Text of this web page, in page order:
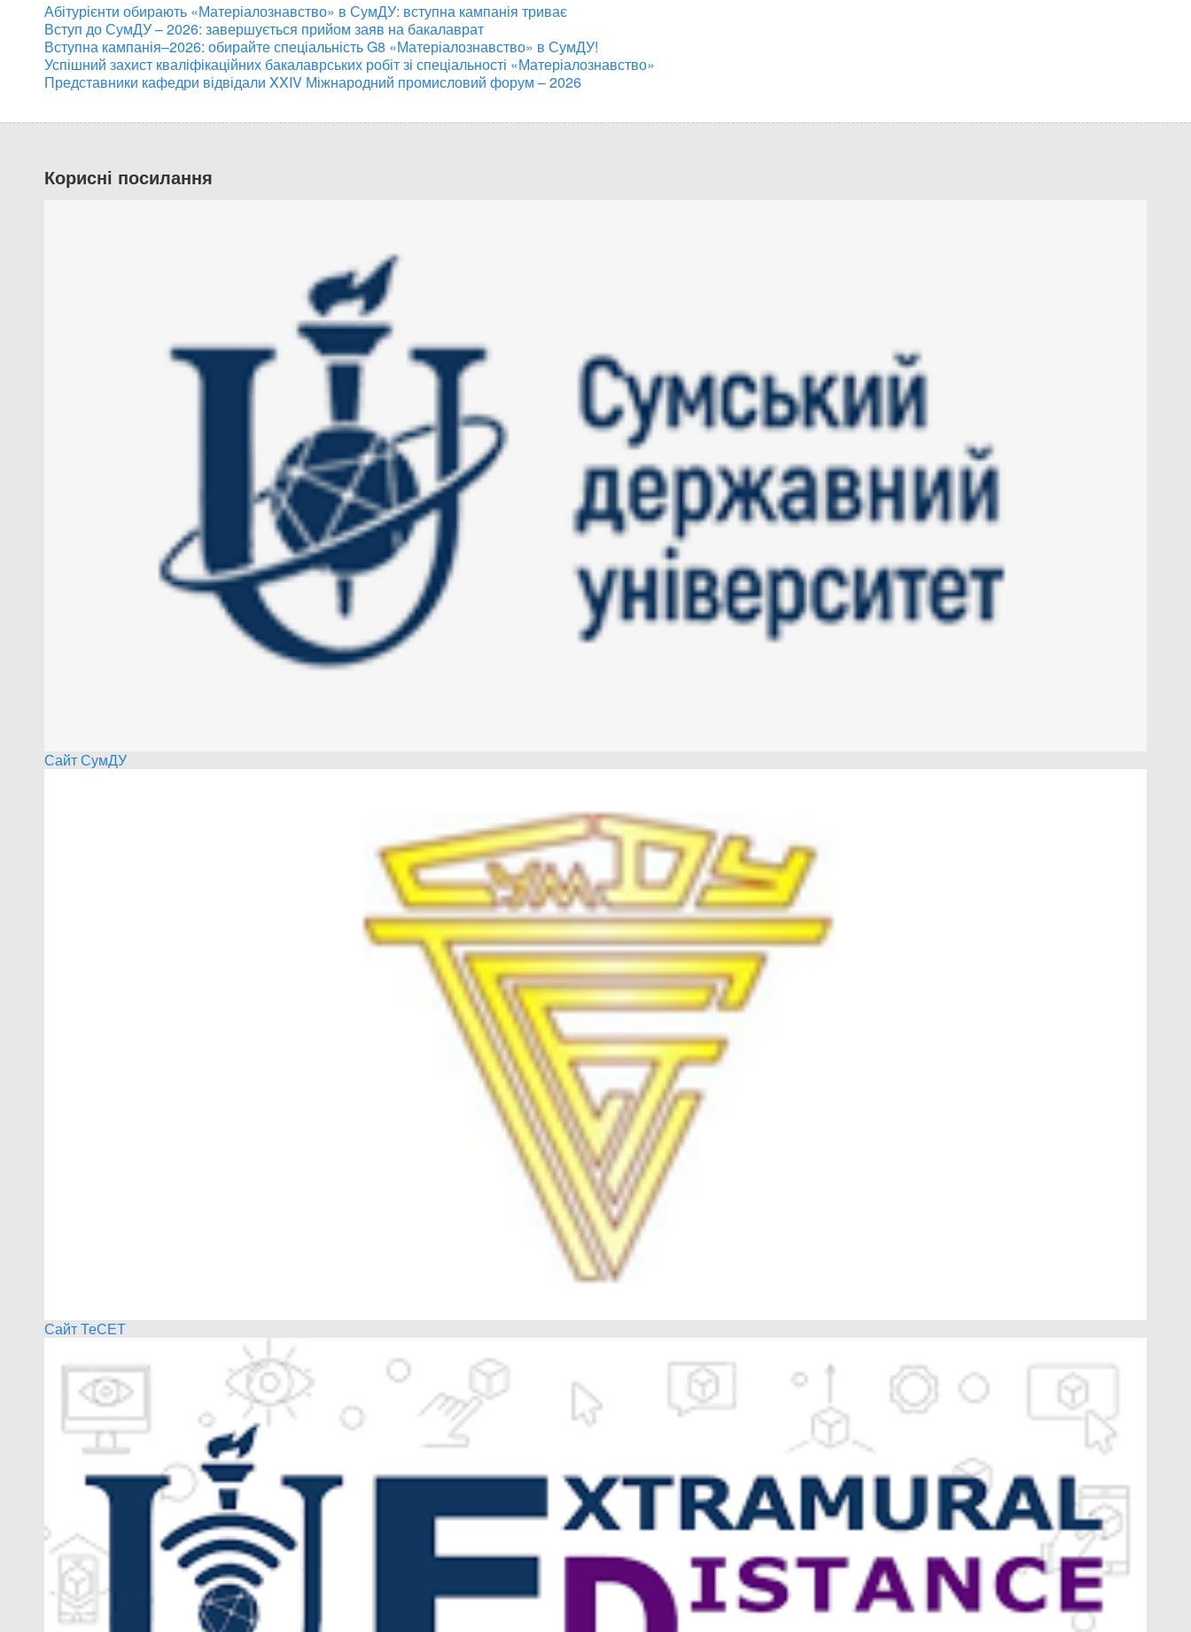
Абітурієнти обирають «Матеріалознавство» в СумДУ: вступна кампанія триває
Вступ до СумДУ – 2026: завершується прийом заяв на бакалаврат
Вступна кампанія–2026: обирайте спеціальність G8 «Матеріалознавство» в СумДУ!
Успішний захист кваліфікаційних бакалаврських робіт зі спеціальності «Матеріалознавство»
Представники кафедри відвідали XXIV Міжнародний промисловий форум – 2026
Корисні посилання
Сайт СумДУ
Сайт ТеСЕТ